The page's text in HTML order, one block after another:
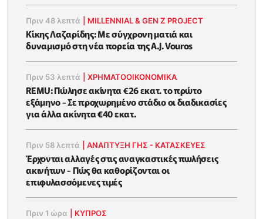
Πριν 48 λεπτά MILLENNIAL & GEN Z PROJECT
Κίκης Λαζαρίδης: Με σύγχρονη ματιά και
δυναμισμό στη νέα πορεία της A.J. Vouros
Πριν 53 λεπτά |ΧΡΗΜΑΤΟΟΙΚΟΝΟΜΙΚΆ
REMU: Πώλησε ακίνητα €26 εκατ. το πρώτο
εξάμηνο - Σε προχωρημένο στάδιο οι διαδικασίες
για άλλα ακίνητα €40 εκατ.
Πριν 58 λεπτά |ΑΝΑΠΤΥΞΗ ΓΗΣ - ΚΑΤΑΣΚΕΥΕΣ
Έρχονται αλλαγές στις αναγκαστικές πωλήσεις
ακινήτων - Πώς θα καθορίζονται οι
επιφυλασσόμενες τιμές
Πριν 1 ώρα ΚΥΠΡΟΣ